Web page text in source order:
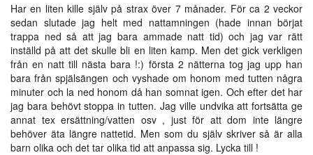
Har en liten kille själv på strax över 7 månader. För ca 2 veckor
sedan slutade jag helt med nattamningen (hade innan börjat
trappa ned så att jag bara ammade natt tid) och jag var rätt
inställd på att det skulle bli en liten kamp. Men det gick verkligen
från en natt till nästa bara !:) första 2 nätterna tog jag upp han
bara från spjälsängen och vyshade om honom med tutten några
minuter och la ned honom då han somnat igen. Och efter det har
jag bara behövt stoppa in tutten. Jag ville undvika att fortsätta ge
annat tex ersättning/vatten osv , just för att dom inte längre
behöver äta längre nattetid. Men som du själv skriver så är alla
barn olika och det tar olika tid att anpassa sig. Lycka till !